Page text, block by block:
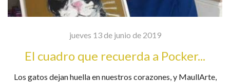
jueves 13 de junio de 2019
El cuadro que recuerda a Pocker...
Los gatos dejan huella en nuestros corazones, y MaullArte,